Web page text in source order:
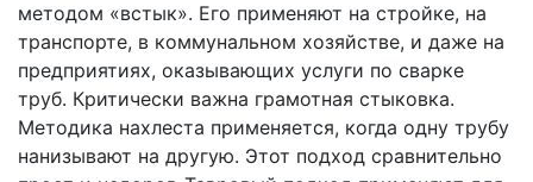
методом «встык». Его применяют на стройке, на
транспорте, в коммунальном хозяйстве, и даже на
предприятиях, оказывающих услуги по сварке
труб. Критически важна грамотная стыковка.
Методика нахлеста применяется, когда одну трубу
нанизывают на другую. Этот подход сравнительно